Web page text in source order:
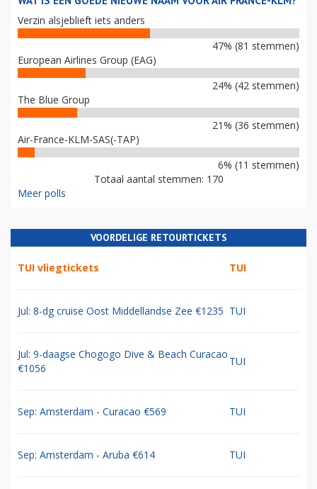
Verzin alsjeblieft iets anders
47% (81 stemmen)
European Airlines Group (EAG)
24% (42 stemmen)
The Blue Group
21% (36 stemmen)
Air-France-KLM-SAS(-TAP)
6% (11 stemmen)
Totaal aantal stemmen: 170
Meer polls
VOORDELIGE RETOURTICKETS
TUI vliegtickets TUI
Jul: 8-dg cruise Oost Middellandse Zee €1235 TUI
Jul: 9-daagse Chogogo Dive & Beach Curacao
€1056
TUI
Sep: Amsterdam - Curacao €569 TUI
Sep: Amsterdam - Aruba €614 TUI